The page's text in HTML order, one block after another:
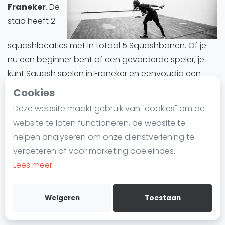
Cookies
Deze website maakt gebruik van "cookies" om de
website te laten functioneren, de website te
helpen analyseren om onze dienstverlening te
verbeteren of voor marketing doeleindes.
Lees meer
Weigeren Toestaan
Laatste
SBN Eredivisie
Agenda
Squash
Squash Den Haag
Franeker. De
stad heeft 2
squashlocaties met in totaal 5 Squashbanen. Of je
nu een beginner bent of een gevorderde speler, je
kunt Squash spelen in Franeker en eenvoudig een
baan reserveren.
Franeker biedt een divers aanbod aan Squashbanen.
Alle Squashbanen in Franeker zijn indoor.
Squashbanen in Franekerzijn ideaal voor iedereen
die deze trend wil uitproberen of zijn vaardigheden
wil verbeteren. Of het nu gaat om training, informele
wedstrijden of competities, Franeker is een ideale plek
om in de wereld van Squash te duiken.